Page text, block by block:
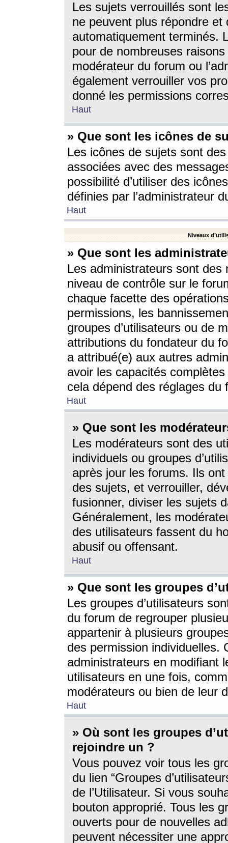
Les sujets verrouillés sont
ne peuvent plus répondre
automatiquement terminés.
pour de nombreuses
modérateur du forum ou
également verrouiller vos
donné les permissions
Haut
» Que sont les icônes de
Les icônes de sujets sont
associées avec des
possibilité d’utiliser des
définies par l’administrateur
Haut
Niveaux
» Que sont les
Les administrateurs sont
niveau de contrôle sur le
chaque facette des
permissions, les
groupes d’utilisateurs ou de
attributions du fondateur du
a attribué(e) aux autres
avoir les capacités
cela dépend des réglages du
Haut
» Que sont les
Les modérateurs sont des
individuels ou groupes
après jour les forums. Ils ont
des sujets, et verrouiller,
fusionner, diviser les sujets
Généralement, les
des utilisateurs fassent du
abusif ou offensant.
Haut
» Que sont les groupes
Les groupes d’utilisateurs
du forum de regrouper
appartenir à plusieurs
des permission individuelles.
administrateurs en modifiant
utilisateurs en une fois,
modérateurs ou bien de leur
Haut
» Où sont les groupes
rejoindre un ?
Vous pouvez voir tous les
du lien “Groupes
de l’Utilisateur. Si vous
bouton approprié. Tous les
ouverts pour de nouvelles
peuvent nécessiter une